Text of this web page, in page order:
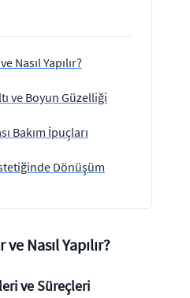
Nasıl Yapılır?
ve Boyun Güzelliği
Bakım İpuçları
Dönüşüm
Nasıl Yapılır?
ve Süreçleri